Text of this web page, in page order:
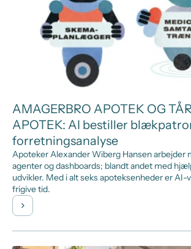
AMAGERBRO APOTEK OG
APOTEK: AI bestiller
forretningsanalyse
Apoteker Alexander Wiberg Hansen arbejder
agenter og dashboards; blandt andet med
udvikler. Med i alt seks apoteksenheder er
frigive tid.